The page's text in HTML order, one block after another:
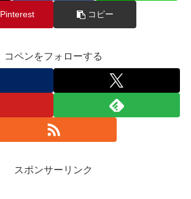
Pinterest コピー
コペンをフォローする
スポンサーリンク